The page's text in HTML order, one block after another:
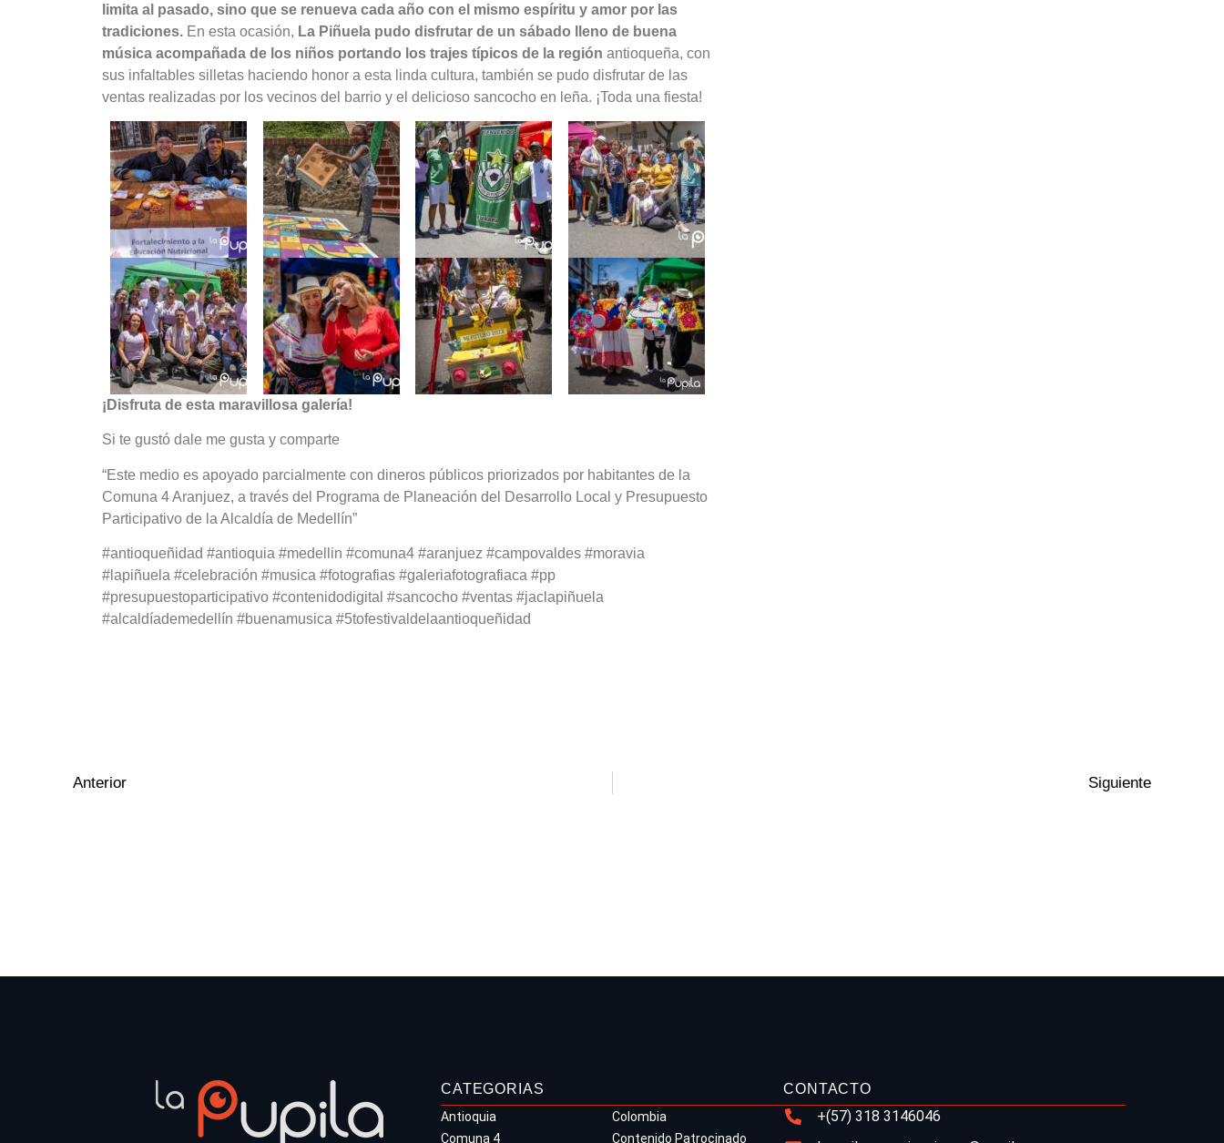
limita al pasado, sino que se renueva cada año con el mismo espíritu y amor por las
tradiciones. En esta ocasión, La Piñuela pudo disfrutar de un sábado lleno de buena
música acompañada de los niños portando los trajes típicos de la región antioqueña, con
sus infaltables silletas haciendo honor a esta linda cultura, también se pudo disfrutar de las
ventas realizadas por los vecinos del barrio y el delicioso sancocho en leña. ¡Toda una fiesta!
¡Disfruta de esta maravillosa galería!
Si te gustó dale me gusta y comparte
“Este medio es apoyado parcialmente con dineros públicos priorizados por habitantes de la
Comuna 4 Aranjuez, a través del Programa de Planeación del Desarrollo Local y Presupuesto
Participativo de la Alcaldía de Medellín”
#antioqueñidad #antioquia #medellin #comuna4 #aranjuez #campovaldes #moravia
#lapiñuela #celebración #musica #fotografias #galeriafotografiaca #pp
#presupuestoparticipativo #contenidodigital #sancocho #ventas #jaclapiñuela
#alcaldíademedellín #buenamusica #5tofestivaldelaantioqueñidad
Anterior Siguiente
CATEGORIAS
Antioquia
Colombia
Comuna 4
Contenido Patrocinado
CONTACTO
+(57) 318 3146046